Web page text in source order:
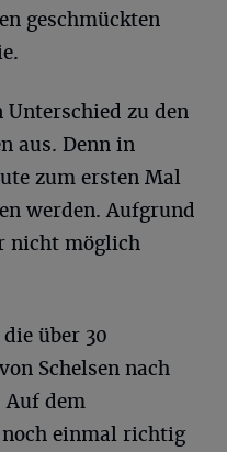
geschmückten
Unterschied zu den
aus. Denn in
zum ersten Mal
werden. Aufgrund
nicht möglich
über 30
Schelsen nach
Auf dem
einmal richtig